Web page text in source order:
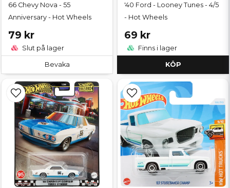
66 Chevy Nova - 55
Anniversary - Hot Wheels
79 kr
Slut på lager
Bevaka
'40 Ford - Looney Tunes - 4/5
- Hot Wheels
69 kr
Finns i lager
KÖP